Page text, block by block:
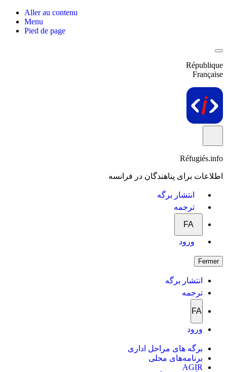
Aller au contenu
Menu
Pied de page
République
Française
Réfugiés.info
اطلاعات برای پناهندگان در فرانسه
انتشار برگه
ترجمه
FA
ورود
Fermer
انتشار برگه
ترجمه
FA
ورود
برگه های مراحل اداری
برنامه‌های محلی
AGIR